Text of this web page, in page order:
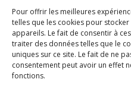
Pour offrir les meilleures
telles que les cookies pour
appareils. Le fait de consentir à
traiter des données telles que le
uniques sur ce site. Le fait de ne
consentement peut avoir un effet
fonctions.
Étude d’évaluabilité des
d’accompagnement à
01 Juil 2026
Pénurie du personnel
d’offre de soins pour